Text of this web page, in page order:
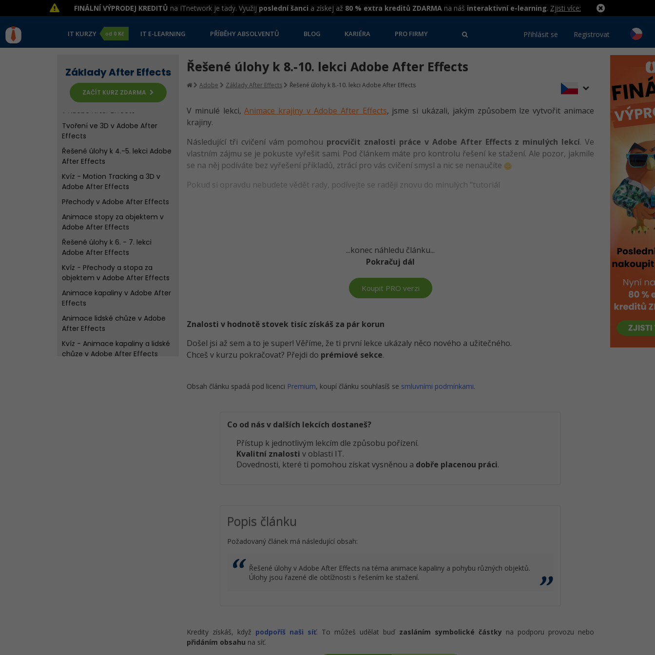
FINÁLNÍ VÝPRODEJ KREDITŮ na ITnetwork je tady. Využij poslední šanci a získej až 80 % extra kreditů ZDARMA na náš interaktivní e-learning. Zjisti více:
IT KURZY od 0 Kč IT E-LEARNING PŘÍBĚHY ABSOLVENTŮ BLOG KARIÉRA PRO FIRMY Přihlásit se Registrovat
Základy After Effects
ZAČÍT KURZ ZDARMA
Adobe After Effects
Vytvoření první animace v
Adobe After Effects
Řešené úlohy k 1. - 3. lekci Adobe
Kvíz - Úvod, kompozice a první
animace v Adobe After Effects
Nulový objekt a Motion Tracking
v Adobe After Effects
Tvoření ve 3D v Adobe After
Effects
Řešené úlohy k 4.-5. lekci Adobe
After Effects
Kvíz - Motion Tracking a 3D v
Adobe After Effects
Přechody v Adobe After Effects
Animace stopy za objektem v
Adobe After Effects
Řešené úlohy k 6. - 7. lekci
Adobe After Effects
Kvíz - Přechody a stopa za
objektem v Adobe After Effects
Animace kapaliny v Adobe After
Effects
Animace lidské chůze v Adobe
After Effects
Kvíz - Animace kapaliny a lidské
chůze v Adobe After Effects
Řešené úlohy k 8.-10. lekci Adobe After Effects
Adobe Základy After Effects Řešené úlohy k 8.-10. lekci Adobe After Effects
V minulé lekci,Animace krajiny v Adobe After Effects, jsme si ukázali, jakým způsobem lze vytvořit animace
krajiny.
Následující tři cvičení vám pomohou procvičit znalosti práce v Adobe After Effects z minulých lekcí. Ve
vlastním zájmu se je pokuste vyřešit sami. Pod článkem máte pro kontrolu řešení ke stažení. Ale pozor, jakmile
se na něj podíváte bez vyřešení příkladů, ztrácí pro vás cvičení smysl a nic se nenaučíte
Pokud si opravdu nebudete vědět rady, podívejte se raději znovu do minulých "tutoriál
...konec náhledu článku...
Pokračuj dál
Koupit PRO verzi
Znalosti v hodnotě stovek tisíc získáš za pár korun
Došel jsi až sem a to je super! Věříme, že ti první lekce ukázaly něco nového a užitečného.
Chceš v kurzu pokračovat? Přejdi do prémiové sekce.
Obsah článku spadá pod licenci Premium, koupí článku souhlasíš se smluvními podmínkami.
Co od nás v dalších lekcích dostaneš?
Přístup k jednotlivým lekcím dle způsobu pořízení.
Kvalitní znalosti v oblasti IT.
Dovednosti, které ti pomohou získat vysněnou a dobře placenou práci.
Popis článku
Požadovaný článek má následující obsah:
Řešené úlohy v Adobe After Effects na téma animace kapaliny a pohybu různých objektů.
Úlohy jsou řazené dle obtížnosti s řešením ke stažení.
Kredity získáš, když podpoříš naši síť. To můžeš udělat buď zasláním symbolické částky na podporu provozu nebo
přidáním obsahu na síť.